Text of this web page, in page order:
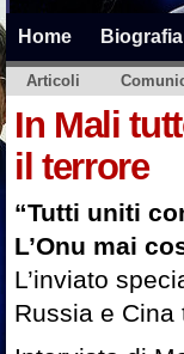
Home Biografia
Articoli
In Mali
il terrore
“Tutti uniti
L’Onu mai
L’inviato
Russia e Cina